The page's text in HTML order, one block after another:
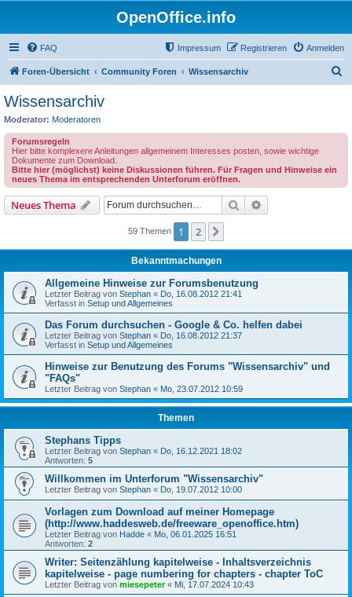
OpenOffice.info
FAQ Anmelden
Registrieren
Impressum
Foren-Übersicht Community Foren Wissensarchiv
Wissensarchiv
Moderator: Moderatoren
Forumsregeln
Hier bitte komplexere Anleitungen allgemeinem Interesses posten, sowie wichtige
Dokumente zum Download.
Bitte hier (möglichst) keine Diskussionen führen. Für Fragen und Hinweise ein
neues Thema im entsprechenden Unterforum eröffnen.
Neues Thema Suche
59 Themen 1 2
Bekanntmachungen
Allgemeine Hinweise zur Forumsbenutzung
Letzter Beitrag von Stephan « Do, 16.08.2012 21:41
Verfasst in Setup und Allgemeines
Das Forum durchsuchen - Google & Co. helfen dabei
Letzter Beitrag von Stephan « Do, 16.08.2012 21:37
Verfasst in Setup und Allgemeines
Hinweise zur Benutzung des Forums "Wissensarchiv" und
"FAQs"
Letzter Beitrag von Stephan « Mo, 23.07.2012 10:59
Themen
Stephans Tipps
Letzter Beitrag von Stephan « Do, 16.12.2021 18:02
Antworten: 5
Willkommen im Unterforum "Wissensarchiv"
Letzter Beitrag von Stephan « Do, 19.07.2012 10:00
Vorlagen zum Download auf meiner Homepage
(http://www.haddesweb.de/freeware_openoffice.htm)
Letzter Beitrag von Hadde « Mo, 06.01.2025 16:51
Antworten: 2
Writer: Seitenzählung kapitelweise - Inhaltsverzeichnis
kapitelweise - page numbering for chapters - chapter ToC
Letzter Beitrag von miesepeter« Mi, 17.07.2024 10:43